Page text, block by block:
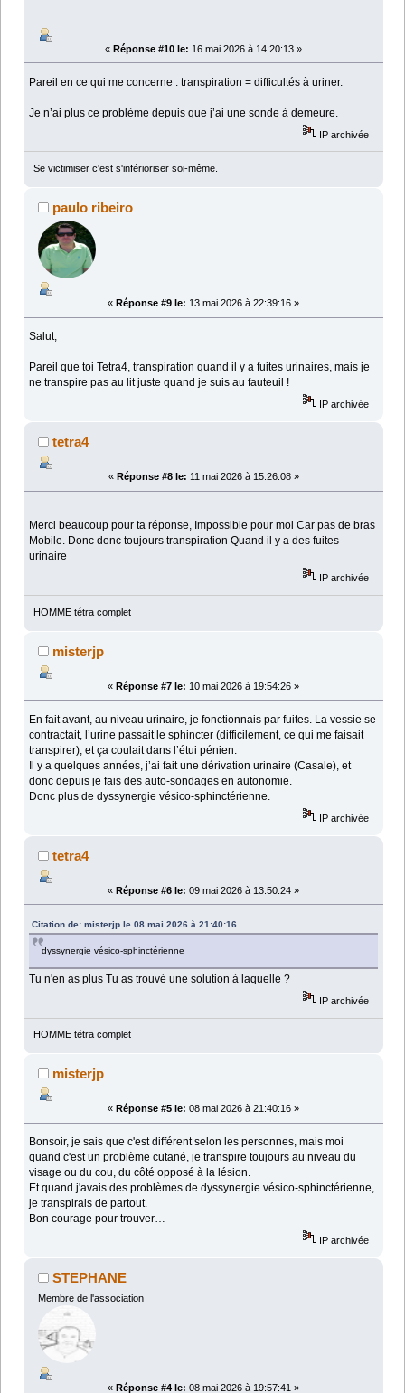
« Réponse #10 le: 16 mai 2026 à 14:20:13 »
Pareil en ce qui me concerne : transpiration = difficultés à uriner.
Je n’ai plus ce problème depuis que j’ai une sonde à demeure.
IP archivée
Se victimiser c'est s'inférioriser soi-même.
paulo ribeiro
« Réponse #9 le: 13 mai 2026 à 22:39:16 »
Salut,
Pareil que toi Tetra4, transpiration quand il y a fuites urinaires, mais je
ne transpire pas au lit juste quand je suis au fauteuil !
IP archivée
tetra4
« Réponse #8 le: 11 mai 2026 à 15:26:08 »
Merci beaucoup pour ta réponse, Impossible pour moi Car pas de bras
Mobile. Donc donc toujours transpiration Quand il y a des fuites
urinaire
IP archivée
HOMME tétra complet
misterjp
« Réponse #7 le: 10 mai 2026 à 19:54:26 »
En fait avant, au niveau urinaire, je fonctionnais par fuites. La vessie se
contractait, l’urine passait le sphincter (difficilement, ce qui me faisait
transpirer), et ça coulait dans l’étui pénien.
Il y a quelques années, j’ai fait une dérivation urinaire (Casale), et
donc depuis je fais des auto-sondages en autonomie.
Donc plus de dyssynergie vésico-sphinctérienne.
IP archivée
tetra4
« Réponse #6 le: 09 mai 2026 à 13:50:24 »
Citation de: misterjp le 08 mai 2026 à 21:40:16
dyssynergie vésico-sphinctérienne
Tu n'en as plus Tu as trouvé une solution à laquelle ?
IP archivée
HOMME tétra complet
misterjp
« Réponse #5 le: 08 mai 2026 à 21:40:16 »
Bonsoir, je sais que c'est différent selon les personnes, mais moi
quand c'est un problème cutané, je transpire toujours au niveau du
visage ou du cou, du côté opposé à la lésion.
Et quand j'avais des problèmes de dyssynergie vésico-sphinctérienne,
je transpirais de partout.
Bon courage pour trouver…
IP archivée
STEPHANE
Membre de l'association
« Réponse #4 le: 08 mai 2026 à 19:57:41 »